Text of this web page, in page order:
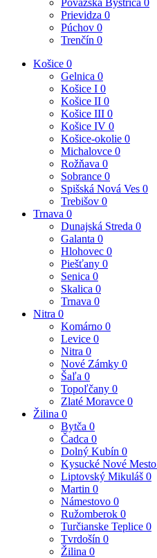
Považská Bystrica 0
Prievidza 0
Púchov 0
Trenčín 0
Košice 0
Gelnica 0
Košice I 0
Košice II 0
Košice III 0
Košice IV 0
Košice-okolie 0
Michalovce 0
Rožňava 0
Sobrance 0
Spišská Nová Ves 0
Trebišov 0
Trnava 0
Dunajská Streda 0
Galanta 0
Hlohovec 0
Piešťany 0
Senica 0
Skalica 0
Trnava 0
Nitra 0
Komárno 0
Levice 0
Nitra 0
Nové Zámky 0
Šaľa 0
Topoľčany 0
Zlaté Moravce 0
Žilina 0
Bytča 0
Čadca 0
Dolný Kubín 0
Kysucké Nové Mesto
Liptovský Mikuláš 0
Martin 0
Námestovo 0
Ružomberok 0
Turčianske Teplice 0
Tvrdošín 0
Žilina 0